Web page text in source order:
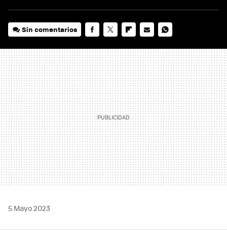
Sin comentarios
MAIL
5 Mayo 2023